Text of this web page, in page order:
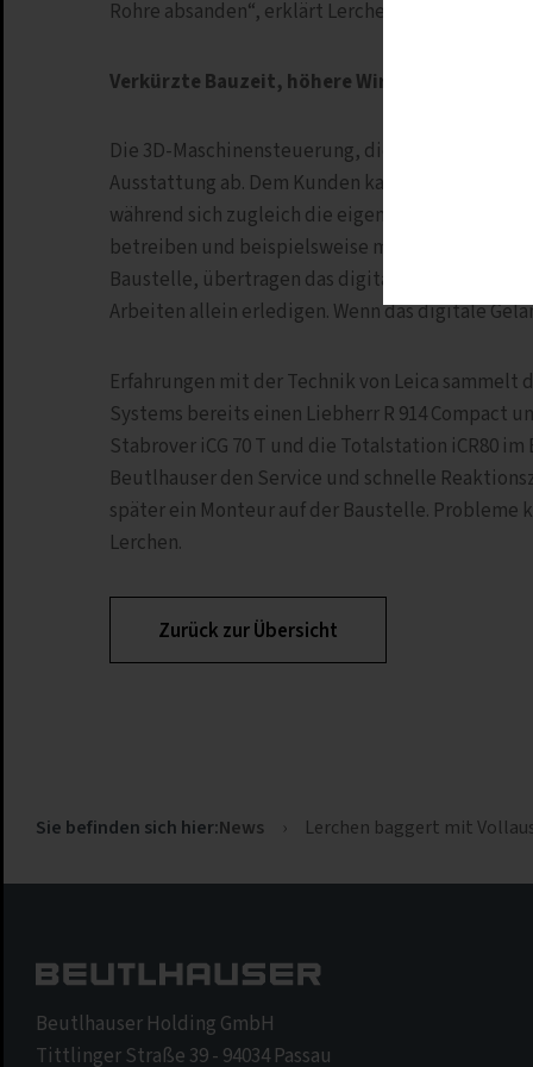
Rohre absanden“, erklärt Lerchen.
Verkürzte Bauzeit, höhere Wirtschaftlichkeit
Die 3D-Maschinensteuerung, die vollständig
Ausstattung ab. Dem Kunden kann laut Jens
während sich zugleich die eigene
betreiben und beispielsweise mit Fluchtstäben
Baustelle, übertragen das digitale
Arbeiten allein erledigen. Wenn das digitale
Erfahrungen mit der Technik von Leica
Systems bereits einen Liebherr R 914 Compact
Stabrover iCG 70 T und die Totalstation iCR80
Beutlhauser den Service und schnelle
später ein Monteur auf der Baustelle. Probleme
Lerchen.
Zurück zur Übersicht
Sie befinden sich hier:News › Lerchen baggert mit
Beutlhauser Holding GmbH
Tittlinger Straße 39 - 94034 Passau